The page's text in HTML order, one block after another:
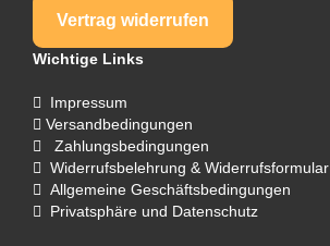
Vertrag widerrufen
Wichtige Links
Impressum
Versandbedingungen
Zahlungsbedingungen
Widerrufsbelehrung & Widerrufsformular
Allgemeine Geschäftsbedingungen
Privatsphäre und Datenschutz